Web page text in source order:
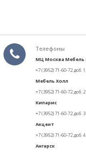
Телефоны
МЦ Москва Мебель
+7 (3952) 71-60-72 доб. 1;
Мебель Холл
+7 (3952) 71-60-72 доб. 2
Кипарис
+7 (3952) 71-60-72 доб. 3
Акцент
+7 (3952) 71-60-72 доб. 4
Ангарск